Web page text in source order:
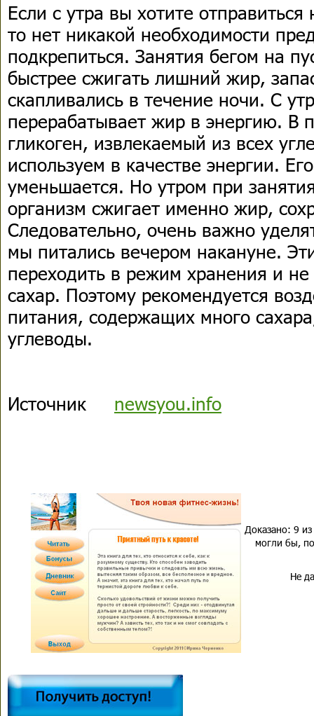
Если с утра вы хотите
то нет никакой необходимости
подкрепиться. Занятия бегом на
быстрее сжигать лишний жир,
скапливались в течение ночи. С
перерабатывает жир в энергию. В
гликоген, извлекаемый из всех
используем в качестве энергии.
уменьшается. Но утром при
организм сжигает именно жир,
Следовательно, очень важно
мы питались вечером накануне.
переходить в режим хранения и не
сахар. Поэтому рекомендуется
питания, содержащих много
углеводы.
Источник newsyou.info
Доказано: 9
могли бы,
Не